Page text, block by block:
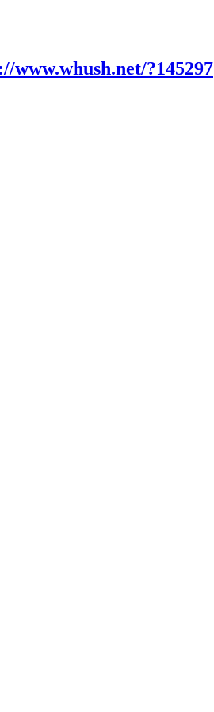
www.whush.net/?145297